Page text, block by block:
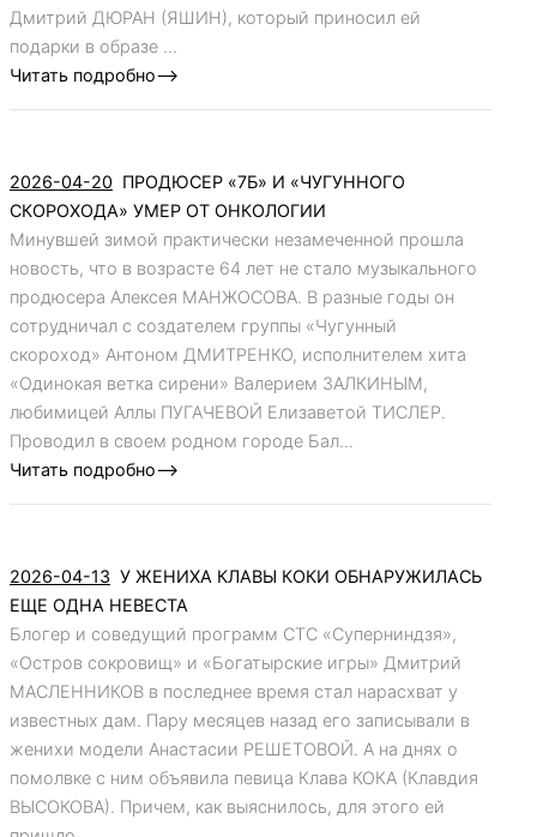
Дмитрий ДЮРАН (ЯШИН), который приносил ей
подарки в образе ...
Читать подробно-->
2026-04-20 ПРОДЮСЕР «7Б» И «ЧУГУННОГО
СКОРОХОДА» УМЕР ОТ ОНКОЛОГИИ
Минувшей зимой практически незамеченной прошла
новость, что в возрасте 64 лет не стало музыкального
продюсера Алексея МАНЖОСОВА. В разные годы он
сотрудничал с создателем группы «Чугунный
скороход» Антоном ДМИТРЕНКО, исполнителем хита
«Одинокая ветка сирени» Валерием ЗАЛКИНЫМ,
любимицей Аллы ПУГАЧЕВОЙ Елизаветой ТИСЛЕР.
Проводил в своем родном городе Бал...
Читать подробно-->
2026-04-13 У ЖЕНИХА КЛАВЫ КОКИ ОБНАРУЖИЛАСЬ
ЕЩЕ ОДНА НЕВЕСТА
Блогер и соведущий программ СТС «Суперниндзя»,
«Остров сокровищ» и «Богатырские игры» Дмитрий
МАСЛЕННИКОВ в последнее время стал нарасхват у
известных дам. Пару месяцев назад его записывали в
женихи модели Анастасии РЕШЕТОВОЙ. А на днях о
помолвке с ним объявила певица Клава КОКА (Клавдия
ВЫСОКОВА). Причем, как выяснилось, для этого ей